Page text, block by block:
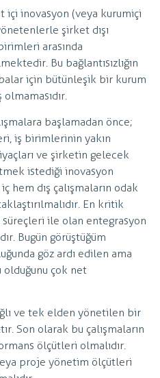
içi inovasyon (veya kurumiçi
şirket dışı
arasında
Bu bağlantısızlığın
için bütünleşik bir kurum
başlamadan önce;
iş birimlerinin yakın
ve şirketin gelecek
istediği inovasyon
hem dış çalışmaların odak
En kritik
ile olan entegrasyon
Bugün görüştüğüm
göz ardı edilen ama
olduğunu çok net
ve tek elden yönetilen bir
Son olarak bu çalışmaların
ölçütleri olmalıdır.
proje yönetim ölçütleri